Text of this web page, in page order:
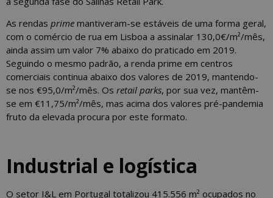
As rendas prime mantiveram-se estáveis de uma forma geral,
com o comércio de rua em Lisboa a assinalar 130,0€/m²/mês,
ainda assim um valor 7% abaixo do praticado em 2019.
Seguindo o mesmo padrão, a renda prime em centros
comerciais continua abaixo dos valores de 2019, mantendo-
se nos €95,0/m²/mês. Os retail parks, por sua vez, mantêm-
se em €11,75/m²/mês, mas acima dos valores pré-pandemia
fruto da elevada procura por este formato.
Industrial e logística
O setor I&L em Portugal totalizou 415.556 m² ocupados no